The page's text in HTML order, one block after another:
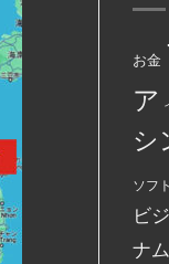
お金
ア
シ
ソフ
ビ
ナム